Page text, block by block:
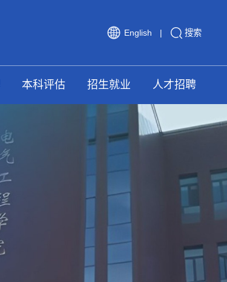
English | 搜索
本科评估 招生就业 人才招聘